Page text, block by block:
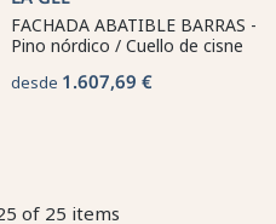
FACHADA ABATIBLE BARRAS -
Pino nórdico / Cuello de cisne
desde 1.607,69 €
of 25 items